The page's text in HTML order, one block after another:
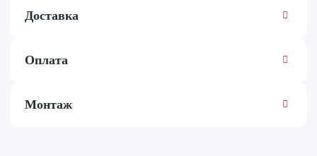
Доставка
Оплата
Монтаж